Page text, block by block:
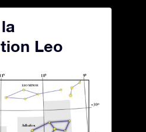
Leo